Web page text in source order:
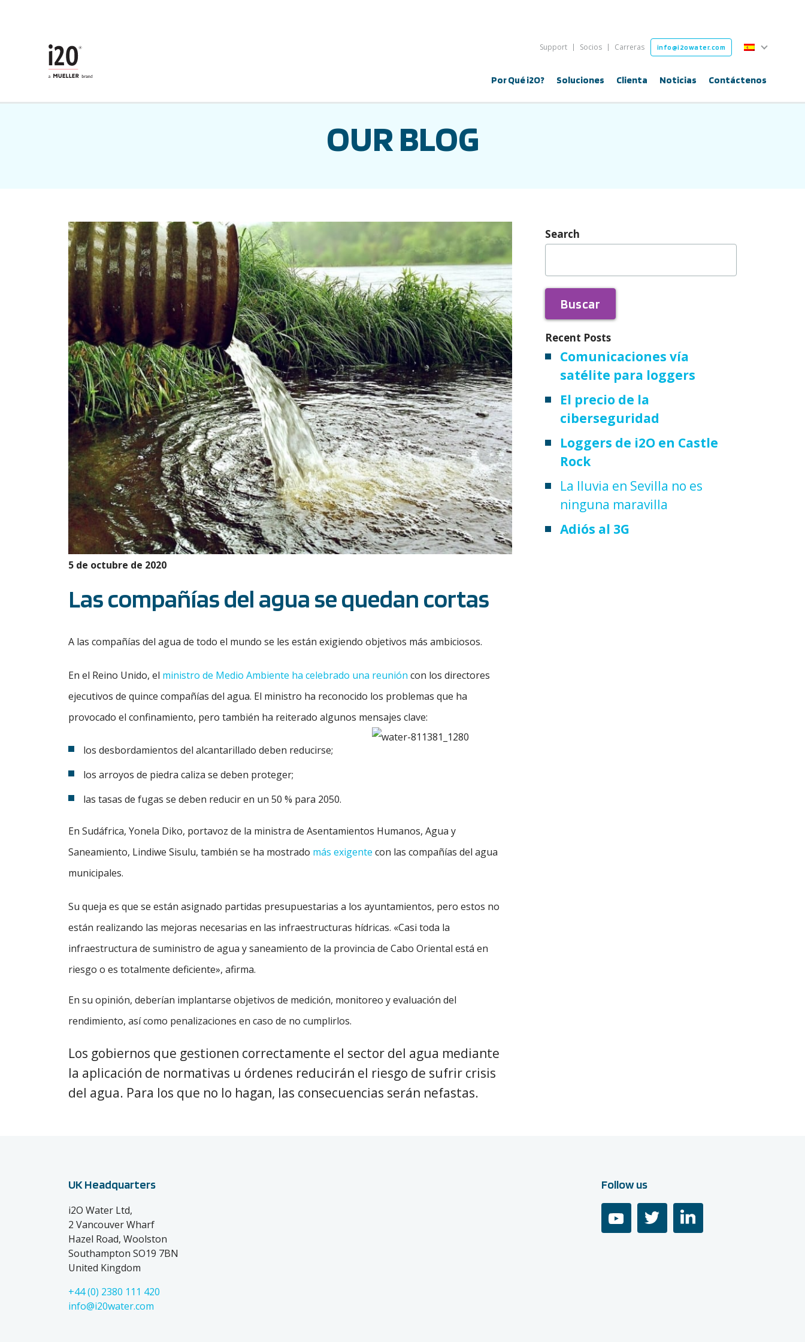
Por Qué i2O? Soluciones Clienta Noticias Contáctenos
Support Socios Carreras info@i2owater.com Español
OUR BLOG
5 de octubre de 2020
Las compañías del agua se quedan cortas
A las compañías del agua de todo el mundo se les están exigiendo objetivos más ambiciosos.
En el Reino Unido, el ministro de Medio Ambiente ha celebrado una reunión con los directores
ejecutivos de quince compañías del agua. El ministro ha reconocido los problemas que ha
provocado el confinamiento, pero también ha reiterado algunos mensajes clave:
los desbordamientos del alcantarillado deben reducirse;
los arroyos de piedra caliza se deben proteger;
las tasas de fugas se deben reducir en un 50 % para 2050.
En Sudáfrica, Yonela Diko, portavoz de la ministra de Asentamientos Humanos, Agua y
Saneamiento, Lindiwe Sisulu, también se ha mostrado más exigente con las compañías del agua
municipales.
Su queja es que se están asignado partidas presupuestarias a los ayuntamientos, pero estos no
están realizando las mejoras necesarias en las infraestructuras hídricas. «Casi toda la
infraestructura de suministro de agua y saneamiento de la provincia de Cabo Oriental está en
riesgo o es totalmente deficiente», afirma.
En su opinión, deberían implantarse objetivos de medición, monitoreo y evaluación del
rendimiento, así como penalizaciones en caso de no cumplirlos.
Los gobiernos que gestionen correctamente el sector del agua mediante
la aplicación de normativas u órdenes reducirán el riesgo de sufrir crisis
del agua. Para los que no lo hagan, las consecuencias serán nefastas.
Search
Buscar:
Recent Posts
Comunicaciones vía
satélite para loggers
El precio de la
ciberseguridad
Loggers de i2O en Castle
Rock
La lluvia en Sevilla no es
ninguna maravilla
Adiós al 3G
UK Headquarters
i2O Water Ltd,
2 Vancouver Wharf
Hazel Road, Woolston
Southampton SO19 7BN
United Kingdom
+44 (0) 2380 111 420
info@i20water.com
Follow us
youtube twitter linkedin